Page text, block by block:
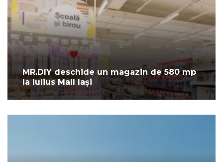
MR.DIY deschide un magazin de 580 mp
la Iulius Mall Iași